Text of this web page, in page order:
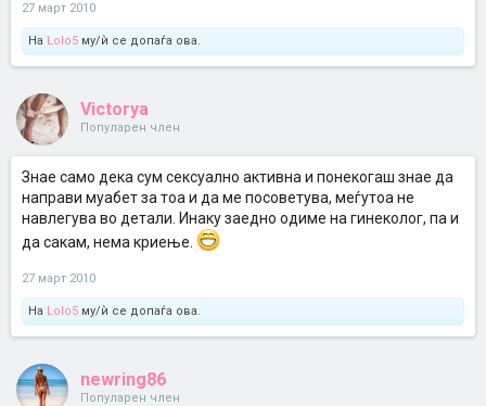
27 март 2010
На Lolo5 му/ѝ се допаѓа ова.
Victorya
Популарен член
Знае само дека сум сексуално активна и понекогаш знае да
направи муабет за тоа и да ме посоветува, меѓутоа не
навлегува во детали. Инаку заедно одиме на гинеколог, па и
да сакам, нема криење.
27 март 2010
На Lolo5 му/ѝ се допаѓа ова.
newring86
Популарен член